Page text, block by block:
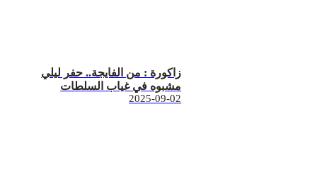
زاكورة : من الفايجة.. حفر ليلي
مشبوه في غياب السلطات
2025-09-02